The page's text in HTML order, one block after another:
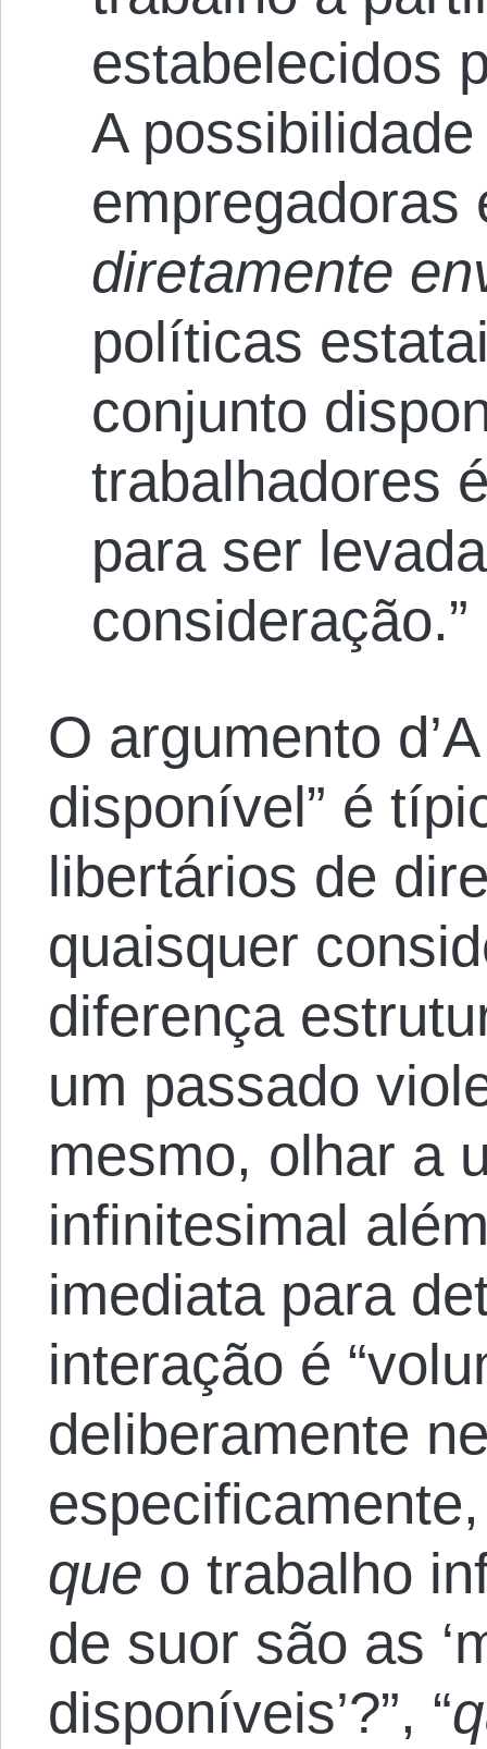
estabelecidos
A
empregadoras
diretamente
políticas
conjunto
trabalhadores
para ser
consideração.”
O argumento
disponível” é
libertários de
quaisquer
diferença
um passado
mesmo, olhar a
infinitesimal
imediata para
interação é
deliberamente
que o trabalho
de suor são as
disponíveis’?”, “